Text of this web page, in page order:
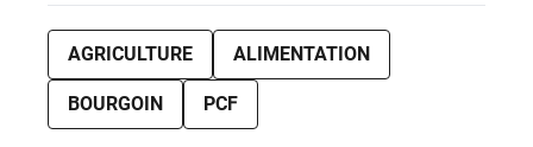
AGRICULTURE ALIMENTATION
BOURGOIN PCF